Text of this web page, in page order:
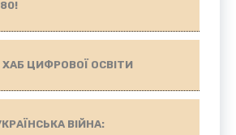
ХАБ ЦИФРОВОЇ ОСВІТИ
ВІЙНА: